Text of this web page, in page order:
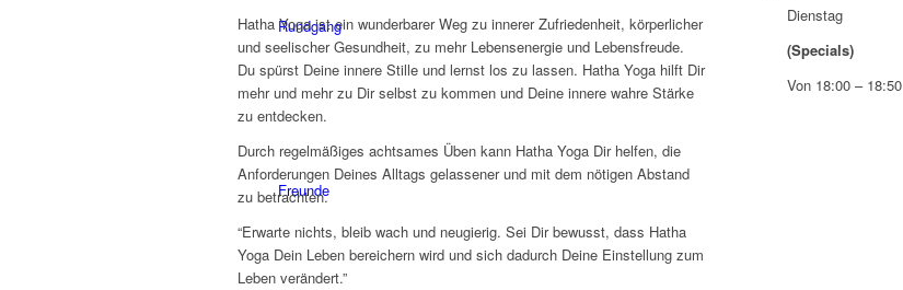
Rundgang
Freunde
Hatha Yoga ist ein wunderbarer Weg zu innerer Zufriedenheit, körperlicher
und seelischer Gesundheit, zu mehr Lebensenergie und Lebensfreude.
Du spürst Deine innere Stille und lernst los zu lassen. Hatha Yoga hilft Dir
mehr und mehr zu Dir selbst zu kommen und Deine innere wahre Stärke
zu entdecken.
Durch regelmäßiges achtsames Üben kann Hatha Yoga Dir helfen, die
Anforderungen Deines Alltags gelassener und mit dem nötigen Abstand
zu betrachten.
“Erwarte nichts, bleib wach und neugierig. Sei Dir bewusst, dass Hatha
Yoga Dein Leben bereichern wird und sich dadurch Deine Einstellung zum
Leben verändert.”
Dienstag
(Specials)
Von 18:00 – 18:50